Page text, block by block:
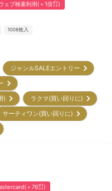
ェブ検索利用(＋1倍㌽)
1008枚入
ジャンルSALEエントリー
ー
用)
ラクマ(買い回りに)
サーティワン(買い回りに)
＋76㌽)